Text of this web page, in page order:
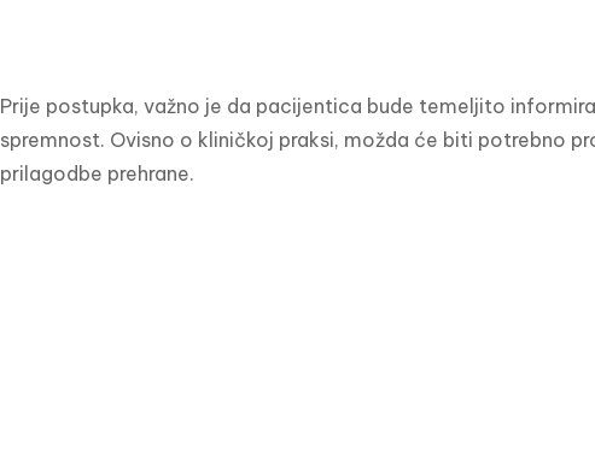
Prije postupka, važno je da pacijentica bude temeljito
spremnost. Ovisno o kliničkoj praksi, možda će biti potrebno
prilagodbe prehrane.